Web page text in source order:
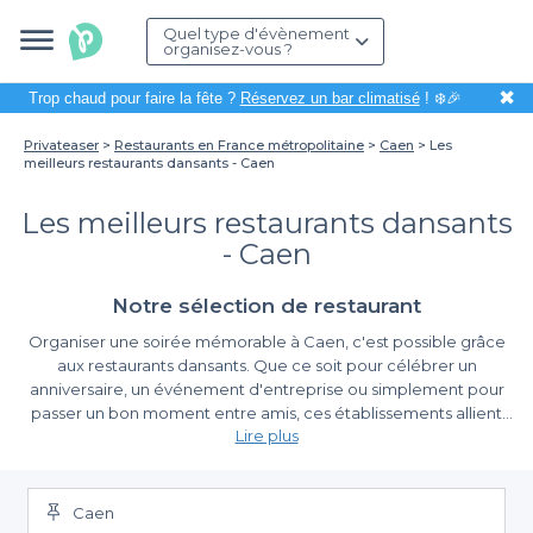
Quel type d'évènement
organisez-vous ?
Trop chaud pour faire la fête ? Réservez un bar climatisé! ❄️🎉 ✖
Privateaser Restaurants en France métropolitaine Caen
Les
meilleurs restaurants dansants - Caen
Les meilleurs restaurants dansants
- Caen
Notre sélection de restaurant
Organiser une soirée mémorable à Caen, c'est possible grâce
aux restaurants dansants. Que ce soit pour célébrer un
anniversaire, un événement d'entreprise ou simplement pour
passer un bon moment entre amis, ces établissements allient
l’authenticité de la gastronomie normande aux plaisirs de la
profitant d'une ambiance festive où la musique incite à se lever
Le choix varié à portée de main
Avec Privateaser, réserver un restaurant dansant à Caen devient
Lire plus
Caen